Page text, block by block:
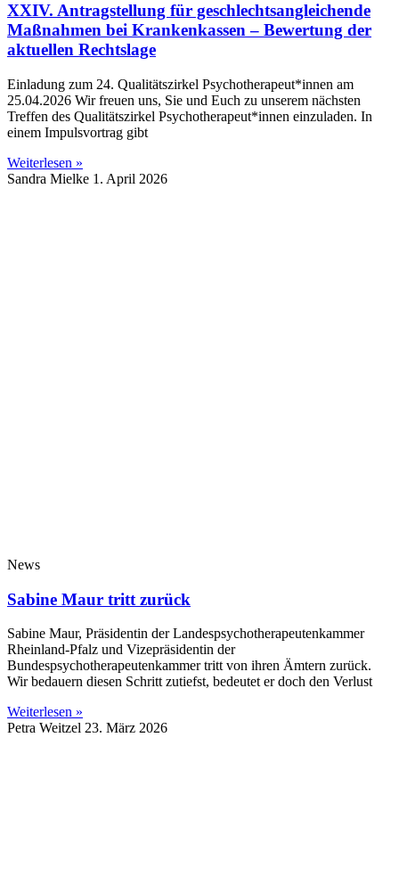
XXIV. Antragstellung für geschlechtsangleichende
Maßnahmen bei Krankenkassen – Bewertung der
aktuellen Rechtslage
Einladung zum 24. Qualitätszirkel Psychotherapeut*innen am
25.04.2026 Wir freuen uns, Sie und Euch zu unserem nächsten
Treffen des Qualitätszirkel Psychotherapeut*innen einzuladen. In
einem Impulsvortrag gibt
Weiterlesen »
Sandra Mielke 1. April 2026
News
Sabine Maur tritt zurück
Sabine Maur, Präsidentin der Landespsychotherapeutenkammer
Rheinland-Pfalz und Vizepräsidentin der
Bundespsychotherapeutenkammer tritt von ihren Ämtern zurück.
Wir bedauern diesen Schritt zutiefst, bedeutet er doch den Verlust
Weiterlesen »
Petra Weitzel 23. März 2026